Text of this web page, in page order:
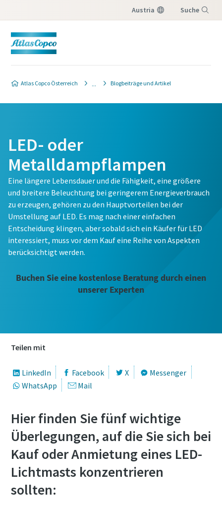
Austria Suche
Atlas Copco Österreich Blogbeiträge und Artikel
LED- oder
Metalldampflampen
Eine längere Lebensdauer und die Fähigkeit, eine größere
und breitere Beleuchtung bei geringerem Energieverbrauch
zu erzeugen, gehören zu den Hauptvorteilen bei der
Umstellung auf LED. Es mag nach einer einfachen
Entscheidung klingen, aber sobald sich ein Käufer für LED
interessiert, muss vor dem Kauf eine Reihe von Aspekten
berücksichtigt werden.
Buchen Sie eine kostenlose Beratung durch einen
unserer Experten
Teilen mit
LinkedIn Facebook X
Messenger
WhatsApp
Mail
Hier finden Sie fünf wichtige
Überlegungen, auf die Sie sich bei
Kauf oder Anmietung eines LED-
Lichtmasts konzentrieren
sollten: